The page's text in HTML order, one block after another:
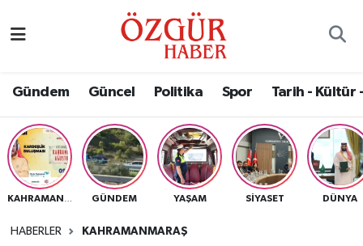
Gündem Güncel Politika Spor Tarih - Kültür
GÜNDEM YAŞAM SIYASET DÜNYA
HABERLER KAHRAMANMARAŞ
Eğitim
Ekonomi
Güncel
Nöbetçi Eczaneler
Namaz Vakitleri
Trafik Durumu
Süper Lig Puan Durumu ve Fikstür